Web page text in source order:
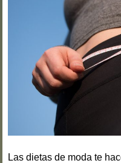
Las dietas de moda te